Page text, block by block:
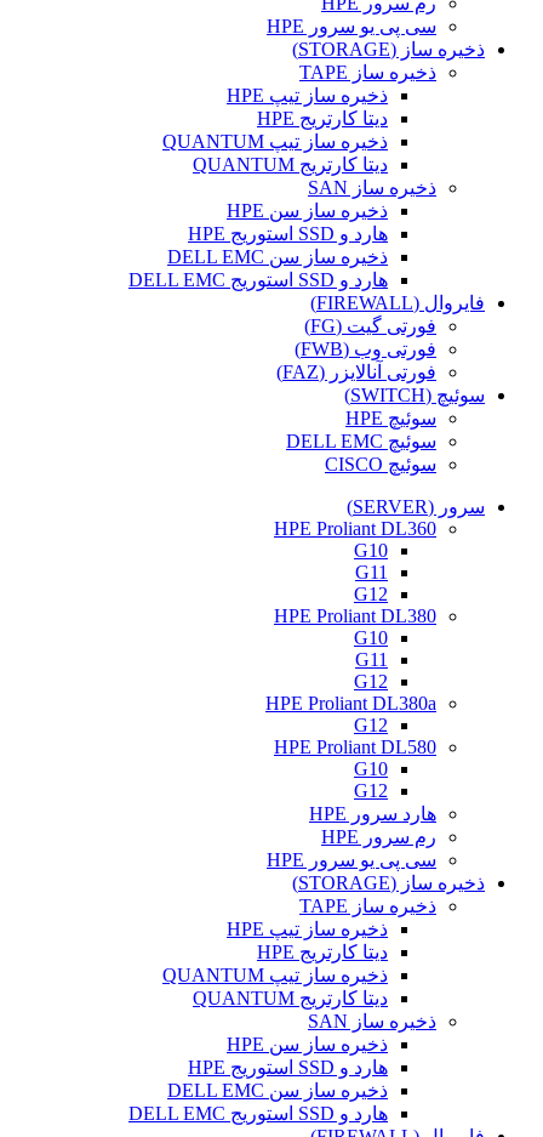
سی پی یو سرور HPE
ذخیره ساز (STORAGE)
ذخیره ساز TAPE
ذخیره ساز تیپ HPE
دیتا کارتریج HPE
ذخیره ساز تیپ QUANTUM
دیتا کارتریج QUANTUM
ذخیره ساز SAN
ذخیره ساز سن HPE
هارد و SSD استوریج HPE
ذخیره ساز سن DELL EMC
هارد و SSD استوریج DELL EMC
فایروال (FIREWALL)
فورتی گیت (FG)
فورتی وب (FWB)
فورتی آنالایزر (FAZ)
سوئیچ (SWITCH)
سوئیچ HPE
سوئیچ DELL EMC
سوئیچ CISCO
سرور (SERVER)
HPE Proliant DL360
G10
G11
G12
HPE Proliant DL380
G10
G11
G12
HPE Proliant DL380a
G12
HPE Proliant DL580
G10
G12
هارد سرور HPE
رم سرور HPE
سی پی یو سرور HPE
ذخیره ساز (STORAGE)
ذخیره ساز TAPE
ذخیره ساز تیپ HPE
دیتا کارتریج HPE
ذخیره ساز تیپ QUANTUM
دیتا کارتریج QUANTUM
ذخیره ساز SAN
ذخیره ساز سن HPE
هارد و SSD استوریج HPE
ذخیره ساز سن DELL EMC
هارد و SSD استوریج DELL EMC